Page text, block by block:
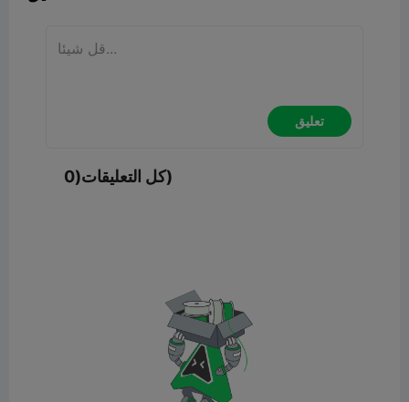
تعليق
كل التعليقات(0)